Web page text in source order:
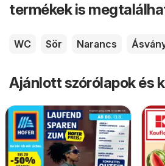
termékek is
WC Sör Narancs
Ajánlott szórólapok és